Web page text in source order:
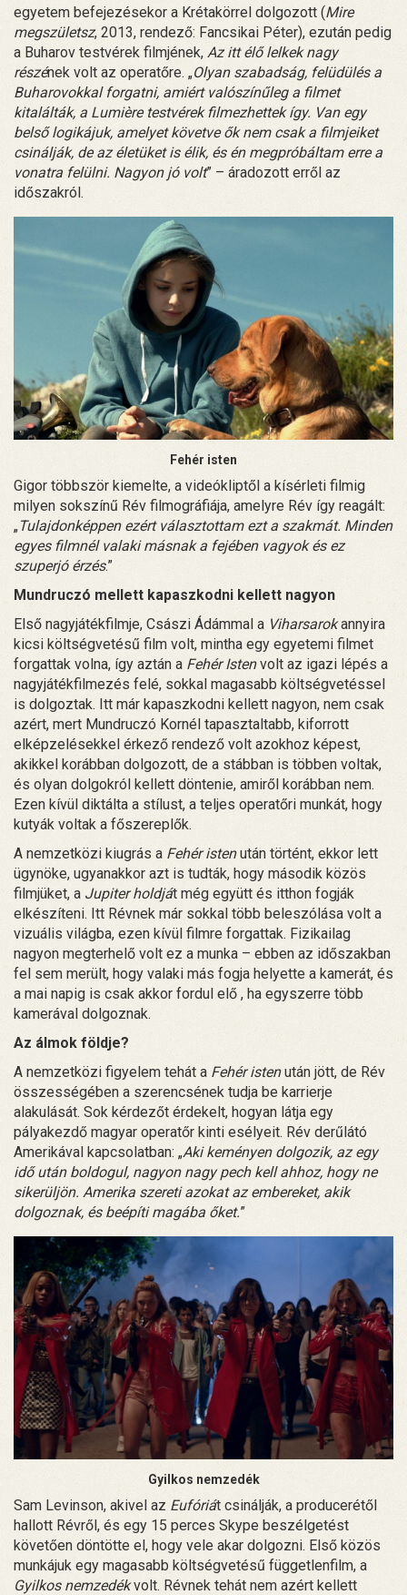
egyetem befejezésekor a Krétakörrel dolgozott (Mire
megszületsz, 2013, rendező: Fancsikai Péter), ezután pedig
a Buharov testvérek filmjének, Az itt élő lelkek nagy
részének volt az operatőre. „Olyan szabadság, felüdülés a
Buharovokkal forgatni, amiért valószínűleg a filmet
kitalálták, a Lumière testvérek filmezhettek így. Van egy
belső logikájuk, amelyet követve ők nem csak a filmjeiket
csinálják, de az életüket is élik, és én megpróbáltam erre a
vonatra felülni. Nagyon jó volt” – áradozott erről az
időszakról.
Fehér isten
Gigor többször kiemelte, a videókliptől a kísérleti filmig
milyen sokszínű Rév filmográfiája, amelyre Rév így reagált:
„Tulajdonképpen ezért választottam ezt a szakmát. Minden
egyes filmnél valaki másnak a fejében vagyok és ez
szuperjó érzés.”
Mundruczó mellett kapaszkodni kellett nagyon
Első nagyjátékfilmje, Császi Ádámmal a Viharsarokannyira
kicsi költségvetésű film volt, mintha egy egyetemi filmet
forgattak volna, így aztán a Fehér Istenvolt az igazi lépés a
nagyjátékfilmezés felé, sokkal magasabb költségvetéssel
is dolgoztak. Itt már kapaszkodni kellett nagyon, nem csak
azért, mert Mundruczó Kornél tapasztaltabb, kiforrott
elképzelésekkel érkező rendező volt azokhoz képest,
akikkel korábban dolgozott, de a stábban is többen voltak,
és olyan dolgokról kellett döntenie, amiről korábban nem.
Ezen kívül diktálta a stílust, a teljes operatőri munkát, hogy
kutyák voltak a főszereplők.
A nemzetközi kiugrás a Fehér istenután történt, ekkor lett
ügynöke, ugyanakkor azt is tudták, hogy második közös
filmjüket, a Jupiter holdját még együtt és itthon fogják
elkészíteni. Itt Révnek már sokkal több beleszólása volt a
vizuális világba, ezen kívül filmre forgattak. Fizikailag
nagyon megterhelő volt ez a munka – ebben az időszakban
fel sem merült, hogy valaki más fogja helyette a kamerát, és
a mai napig is csak akkor fordul elő , ha egyszerre több
kamerával dolgoznak.
Az álmok földje?
A nemzetközi figyelem tehát a Fehér istenután jött, de Rév
összességében a szerencsének tudja be karrierje
alakulását. Sok kérdezőt érdekelt, hogyan látja egy
pályakezdő magyar operatőr kinti esélyeit. Rév derűlátó
Amerikával kapcsolatban: „Aki keményen dolgozik, az egy
idő után boldogul, nagyon nagy pech kell ahhoz, hogy ne
sikerüljön. Amerika szereti azokat az embereket, akik
dolgoznak, és beépíti magába őket.”
Gyilkos nemzedék
Sam Levinson, akivel az Eufóriát csinálják, a producerétől
hallott Révről, és egy 15 perces Skype beszélgetést
követően döntötte el, hogy vele akar dolgozni. Első közös
munkájuk egy magasabb költségvetésű függetlenfilm, a
Gyilkos nemzedékvolt. Révnek tehát nem azért kellett